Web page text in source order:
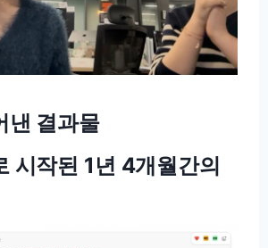
낸 결과물
시작된 1년 4개월간의